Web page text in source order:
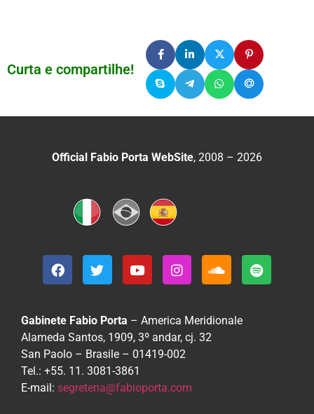
Curta e compartilhe!
Official Fabio Porta WebSite, 2008 – 2026
Gabinete Fabio Porta – America Meridionale
Alameda Santos, 1909, 3º andar, cj. 32
San Paolo – Brasile – 01419-002
Tel.: +55. 11. 3081-3861
E-mail: segreteria@fabioporta.com